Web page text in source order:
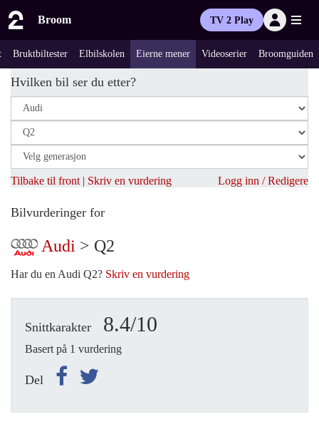
Broom TV 2 Play
Bruktbiltester Elbilskolen Eierne mener Videoserier Broomguiden
Hvilken bil ser du etter?
Tilbake til front | Skriv en vurdering Logg inn / Redigere
Bilvurderinger for
Audi > Q2
Har du en Audi Q2? Skriv en vurdering
Snittkarakter 8.4/10
Basert på 1 vurdering
Del